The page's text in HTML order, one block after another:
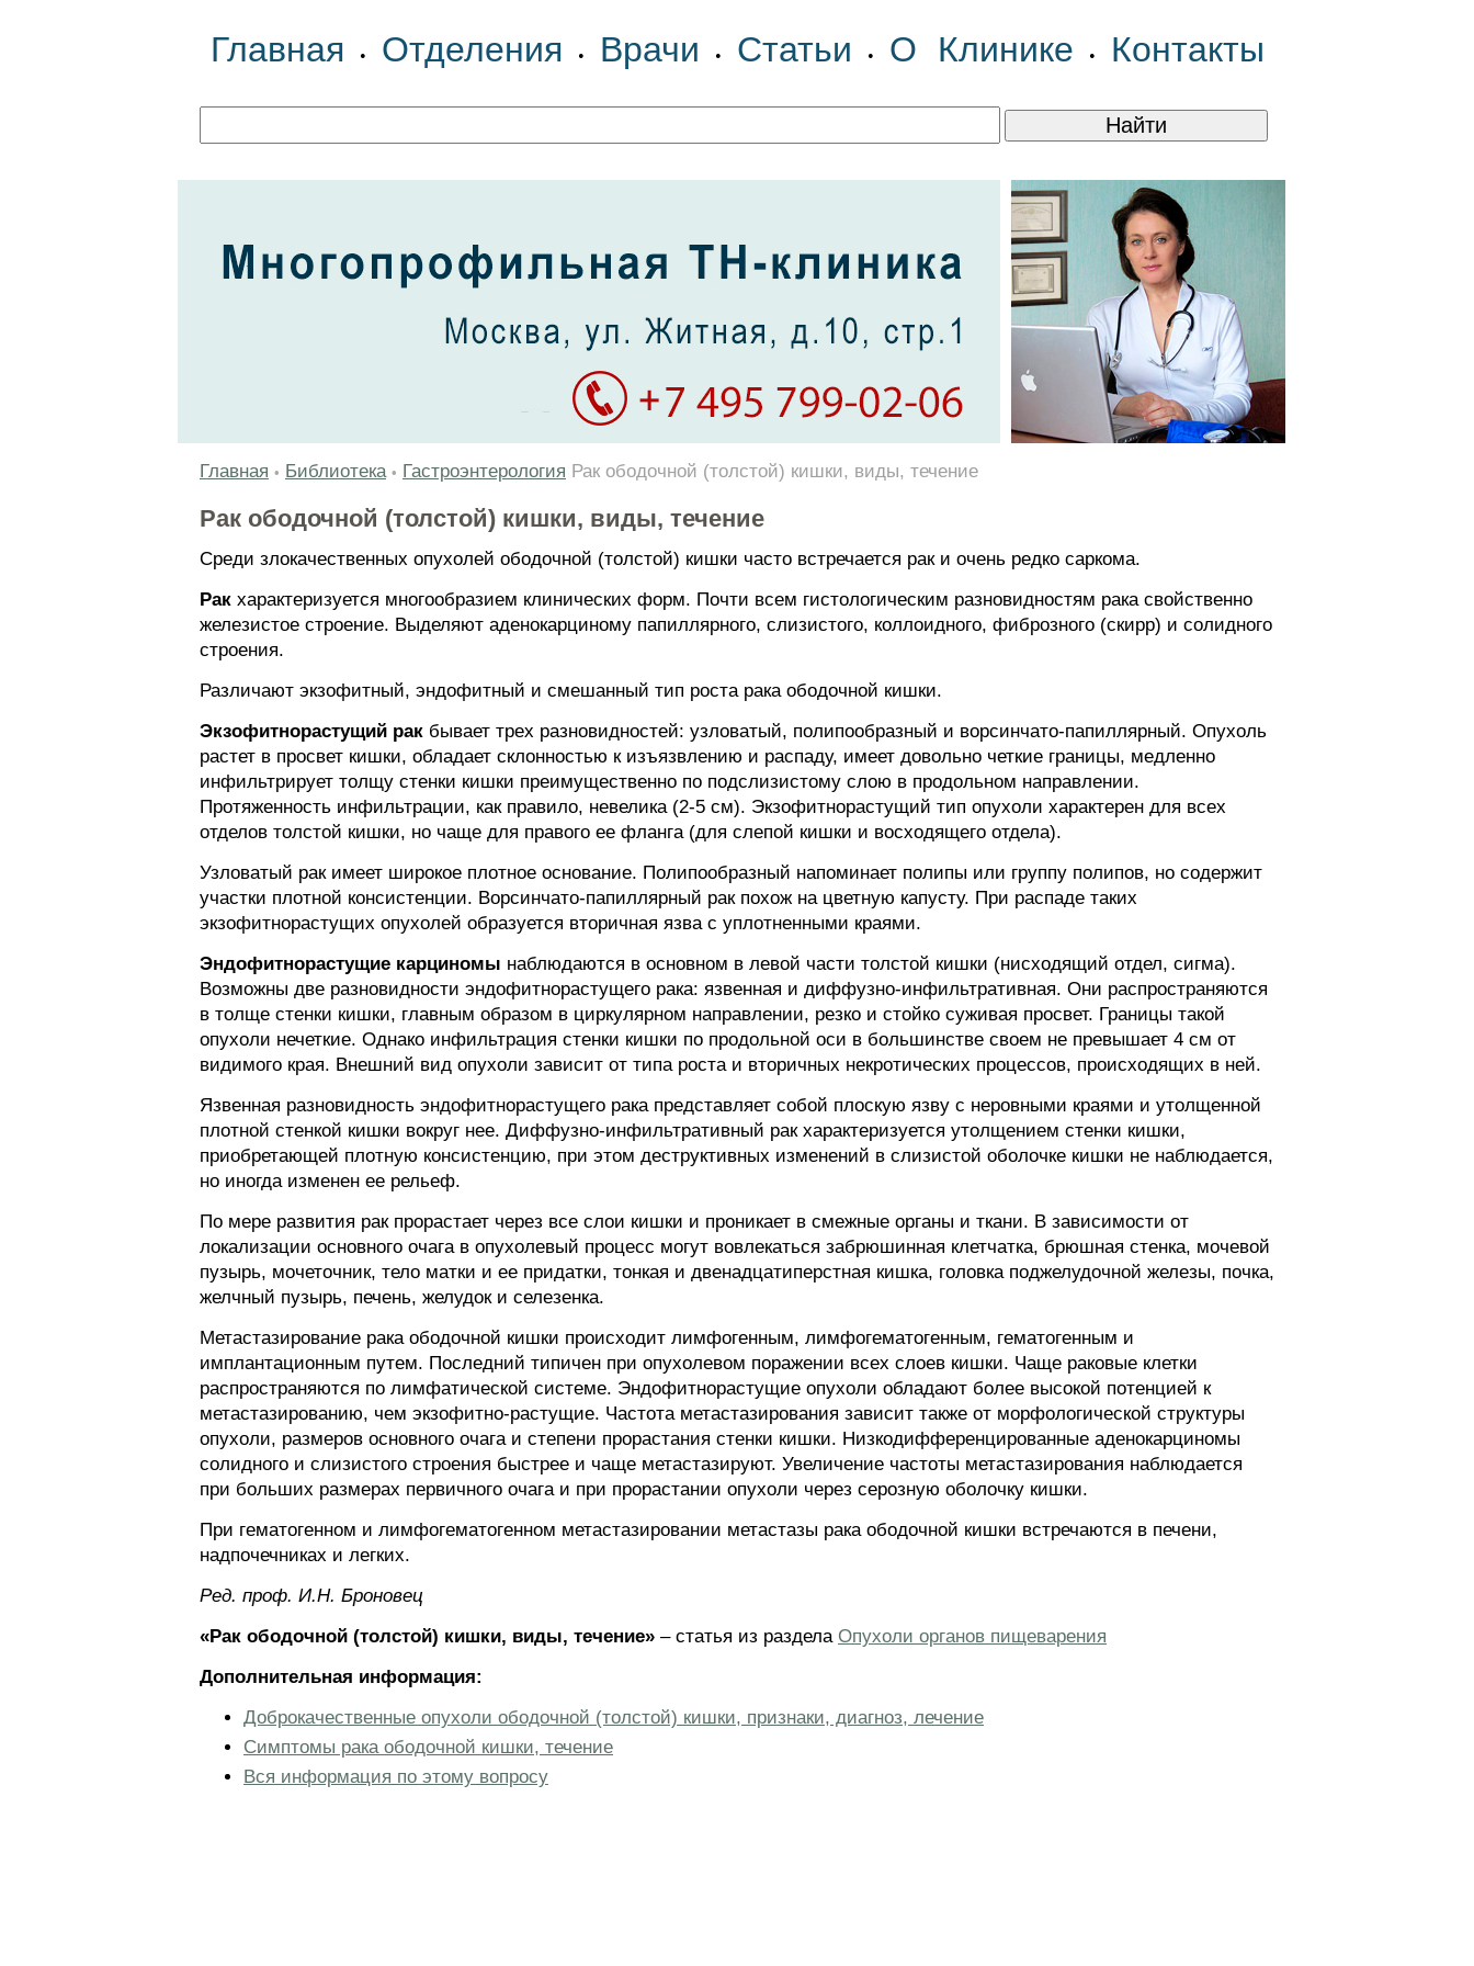
Главная • Отделения • Врачи • Статьи • О Клинике • Контакты
Главная • Библиотека • Гастроэнтерология Рак ободочной (толстой) кишки, виды, течение
Рак ободочной (толстой) кишки, виды, течение
Среди злокачественных опухолей ободочной (толстой) кишки часто встречается рак и очень редко саркома.
Рак характеризуется многообразием клинических форм. Почти всем гистологическим разновидностям рака свойственно
железистое строение. Выделяют аденокарциному папиллярного, слизистого, коллоидного, фиброзного (скирр) и солидного
строения.
Различают экзофитный, эндофитный и смешанный тип роста рака ободочной кишки.
Экзофитнорастущий рак бывает трех разновидностей: узловатый, полипообразный и ворсинчато-папиллярный. Опухоль
растет в просвет кишки, обладает склонностью к изъязвлению и распаду, имеет довольно четкие границы, медленно
инфильтрирует толщу стенки кишки преимущественно по подслизистому слою в продольном направлении.
Протяженность инфильтрации, как правило, невелика (2-5 см). Экзофитнорастущий тип опухоли характерен для всех
отделов толстой кишки, но чаще для правого ее фланга (для слепой кишки и восходящего отдела).
Узловатый рак имеет широкое плотное основание. Полипообразный напоминает полипы или группу полипов, но содержит
участки плотной консистенции. Ворсинчато-папиллярный рак похож на цветную капусту. При распаде таких
экзофитнорастущих опухолей образуется вторичная язва с уплотненными краями.
Эндофитнорастущие карциномы наблюдаются в основном в левой части толстой кишки (нисходящий отдел, сигма).
Возможны две разновидности эндофитнорастущего рака: язвенная и диффузно-инфильтративная. Они распространяются
в толще стенки кишки, главным образом в циркулярном направлении, резко и стойко суживая просвет. Границы такой
опухоли нечеткие. Однако инфильтрация стенки кишки по продольной оси в большинстве своем не превышает 4 см от
видимого края. Внешний вид опухоли зависит от типа роста и вторичных некротических процессов, происходящих в ней.
Язвенная разновидность эндофитнорастущего рака представляет собой плоскую язву с неровными краями и утолщенной
плотной стенкой кишки вокруг нее. Диффузно-инфильтративный рак характеризуется утолщением стенки кишки,
приобретающей плотную консистенцию, при этом деструктивных изменений в слизистой оболочке кишки не наблюдается,
но иногда изменен ее рельеф.
По мере развития рак прорастает через все слои кишки и проникает в смежные органы и ткани. В зависимости от
локализации основного очага в опухолевый процесс могут вовлекаться забрюшинная клетчатка, брюшная стенка, мочевой
пузырь, мочеточник, тело матки и ее придатки, тонкая и двенадцатиперстная кишка, головка поджелудочной железы, почка,
желчный пузырь, печень, желудок и селезенка.
Метастазирование рака ободочной кишки происходит лимфогенным, лимфогематогенным, гематогенным и
имплантационным путем. Последний типичен при опухолевом поражении всех слоев кишки. Чаще раковые клетки
распространяются по лимфатической системе. Эндофитнорастущие опухоли обладают более высокой потенцией к
метастазированию, чем экзофитно-растущие. Частота метастазирования зависит также от морфологической структуры
опухоли, размеров основного очага и степени прорастания стенки кишки. Низкодифференцированные аденокарциномы
солидного и слизистого строения быстрее и чаще метастазируют. Увеличение частоты метастазирования наблюдается
при больших размерах первичного очага и при прорастании опухоли через серозную оболочку кишки.
При гематогенном и лимфогематогенном метастазировании метастазы рака ободочной кишки встречаются в печени,
надпочечниках и легких.
Ред. проф. И.Н. Броновец
«Рак ободочной (толстой) кишки, виды, течение» – статья из раздела Опухоли органов пищеварения
Дополнительная информация:
Доброкачественные опухоли ободочной (толстой) кишки, признаки, диагноз, лечение
Симптомы рака ободочной кишки, течение
Вся информация по этому вопросу